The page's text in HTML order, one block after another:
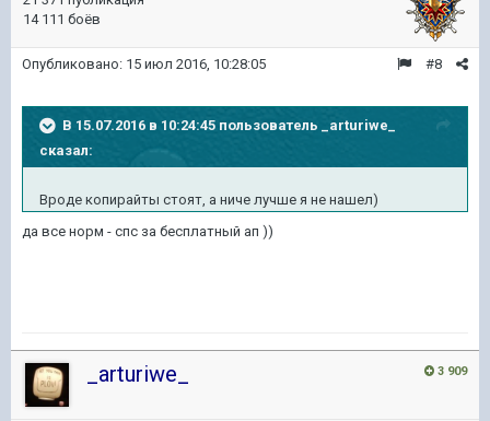
14 111 боёв
#8
Опубликовано: 15 июл 2016, 10:28:05
В 15.07.2016 в 10:24:45 пользователь _arturiwe_
сказал:
Вроде копирайты стоят, а ниче лучше я не нашел)
да все норм - спс за бесплатный ап ))
3 909
_arturiwe_